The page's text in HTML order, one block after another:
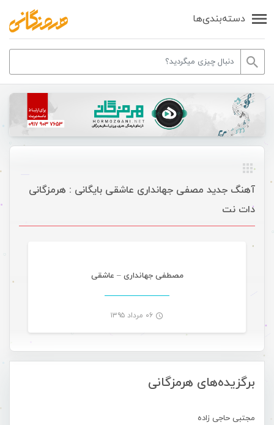
دسته‌بندی‌ها
برگزیده‌های هرمزگانی
مجتبی حاجی زاده
آهنگ جدید مصفی جهانداری عاشقی بایگانی : هرمزگانی
دات نت
مصطفی جهانداری – عاشقی
۰۶ مرداد ۱۳۹۵